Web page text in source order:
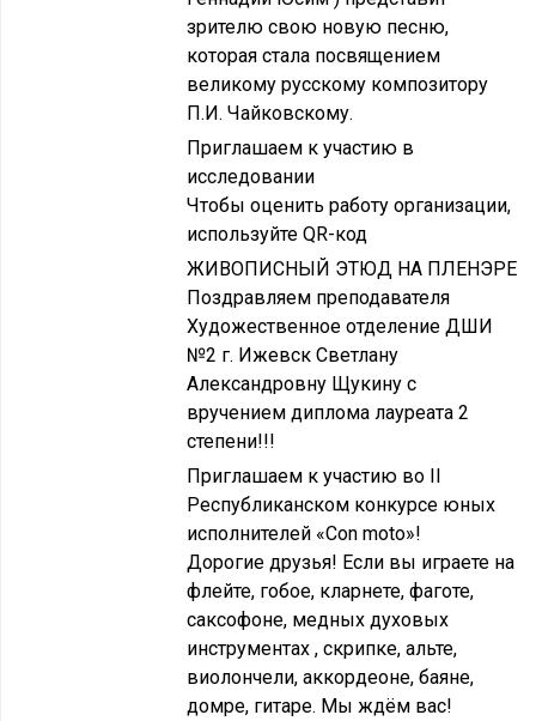
зрителю свою новую песню,
которая стала посвящением
великому русскому композитору
П.И. Чайковскому.
Приглашаем к участию в
исследовании
Чтобы оценить работу организации,
используйте QR-код
ЖИВОПИСНЫЙ ЭТЮД НА ПЛЕНЭРЕ
Поздравляем преподавателя
Художественное отделение ДШИ
№2 г. Ижевск Светлану
Александровну Щукину с
вручением диплома лауреата 2
степени!!!
Приглашаем к участию во II
Республиканском конкурсе юных
исполнителей «Con moto»!
Дорогие друзья! Если вы играете на
флейте, гобое, кларнете, фаготе,
саксофоне, медных духовых
инструментах , скрипке, альте,
виолончели, аккордеоне, баяне,
домре, гитаре. Мы ждём вас!